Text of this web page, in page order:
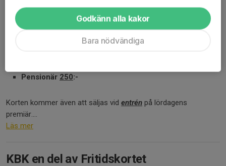
Nu finns det årskort att köpa inför herrarnas säsong 2026 som
drar igång på lördag.
Frendo Kisaoch betalas med swish.
Pensionär 250:-
Korten kommer även att säljas vid entrén på lördagens
premiär....
Läs mer
KBK en del av Fritidskortet
Godkänn alla kakor
Bara nödvändiga